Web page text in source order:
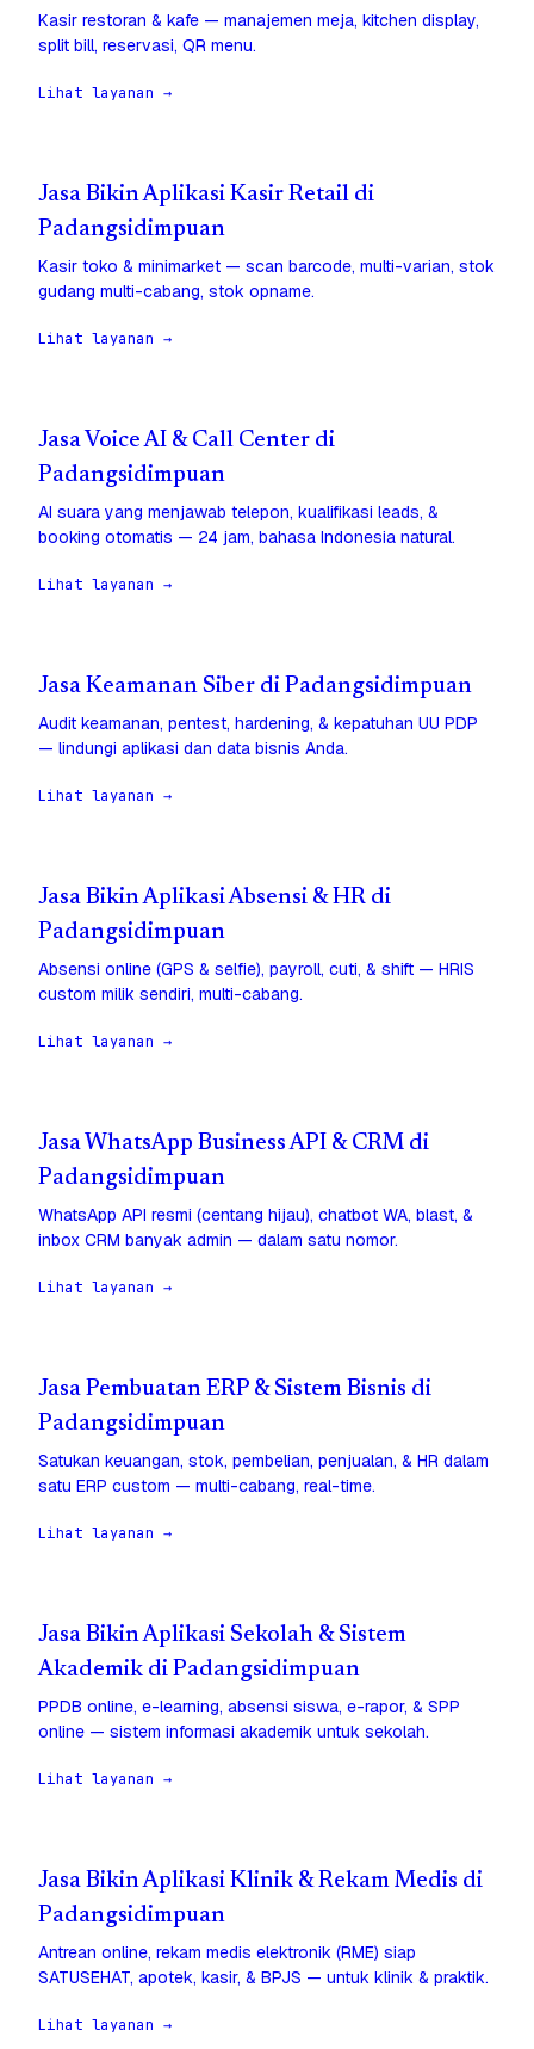
Kasir restoran & kafe — manajemen meja, kitchen display,
split bill, reservasi, QR menu.
Lihat layanan →
Jasa Bikin Aplikasi Kasir Retail di
Padangsidimpuan
Kasir toko & minimarket — scan barcode, multi-varian, stok
gudang multi-cabang, stok opname.
Lihat layanan →
Jasa Voice AI & Call Center di
Padangsidimpuan
AI suara yang menjawab telepon, kualifikasi leads, &
booking otomatis — 24 jam, bahasa Indonesia natural.
Lihat layanan →
Jasa Keamanan Siber di Padangsidimpuan
Audit keamanan, pentest, hardening, & kepatuhan UU PDP
— lindungi aplikasi dan data bisnis Anda.
Lihat layanan →
Jasa Bikin Aplikasi Absensi & HR di
Padangsidimpuan
Absensi online (GPS & selfie), payroll, cuti, & shift — HRIS
custom milik sendiri, multi-cabang.
Lihat layanan →
Jasa WhatsApp Business API & CRM di
Padangsidimpuan
WhatsApp API resmi (centang hijau), chatbot WA, blast, &
inbox CRM banyak admin — dalam satu nomor.
Lihat layanan →
Jasa Pembuatan ERP & Sistem Bisnis di
Padangsidimpuan
Satukan keuangan, stok, pembelian, penjualan, & HR dalam
satu ERP custom — multi-cabang, real-time.
Lihat layanan →
Jasa Bikin Aplikasi Sekolah & Sistem
Akademik di Padangsidimpuan
PPDB online, e-learning, absensi siswa, e-rapor, & SPP
online — sistem informasi akademik untuk sekolah.
Lihat layanan →
Jasa Bikin Aplikasi Klinik & Rekam Medis di
Padangsidimpuan
Antrean online, rekam medis elektronik (RME) siap
SATUSEHAT, apotek, kasir, & BPJS — untuk klinik & praktik.
Lihat layanan →